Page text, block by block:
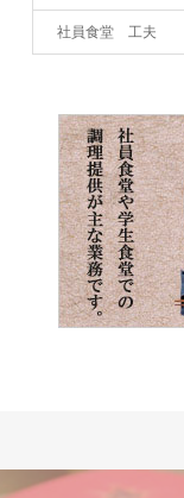
社員食堂 工夫